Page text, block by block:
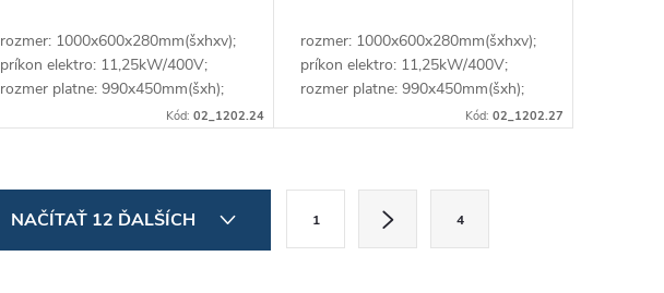
rozmer: 1000x600x280mm(šxhxv);
príkon elektro: 11,25kW/400V;
rozmer platne: 990x450mm(šxh);
platňa: hladká; prevedenie:Kód: 02_1202.24
rozmer: 1000x600x280mm(šxhxv);
príkon elektro: 11,25kW/400V;
rozmer platne: 990x450mm(šxh);
platňa: hladká ; prevedenie: brúsený
Kód: 02_1202.27
NAČÍTAŤ 12 ĎALŠÍCH 1 4